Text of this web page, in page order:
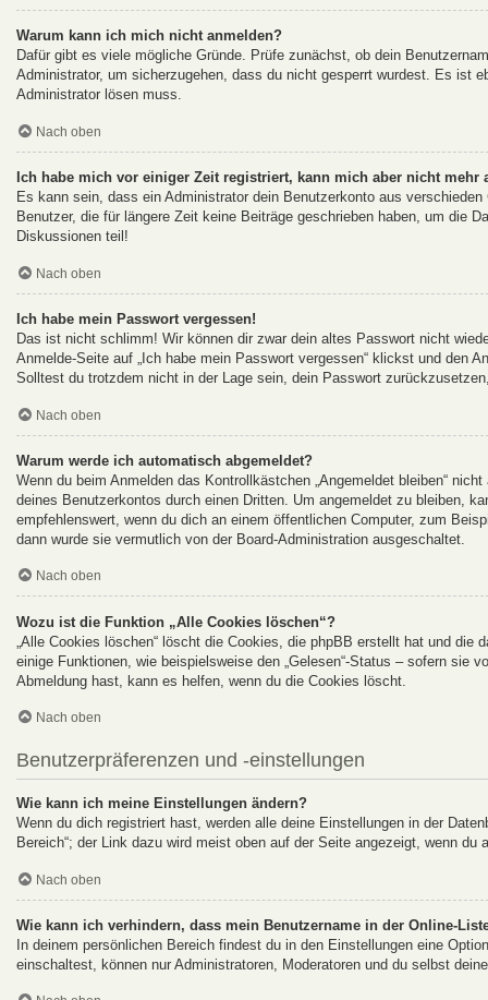
Warum kann ich mich nicht anmelden?
Dafür gibt es viele mögliche Gründe. Prüfe zunächst, ob dein
Administrator, um sicherzugehen, dass du nicht gesperrt wurdest. Es ist
Administrator lösen muss.
Nach oben
Ich habe mich vor einiger Zeit registriert, kann mich aber nicht mehr
Es kann sein, dass ein Administrator dein Benutzerkonto aus
Benutzer, die für längere Zeit keine Beiträge geschrieben haben, um die
Diskussionen teil!
Nach oben
Ich habe mein Passwort vergessen!
Das ist nicht schlimm! Wir können dir zwar dein altes Passwort nicht
Anmelde-Seite auf „Ich habe mein Passwort vergessen“ klickst und den
Solltest du trotzdem nicht in der Lage sein, dein Passwort
Nach oben
Warum werde ich automatisch abgemeldet?
Wenn du beim Anmelden das Kontrollkästchen „Angemeldet bleiben“
deines Benutzerkontos durch einen Dritten. Um angemeldet zu bleiben,
empfehlenswert, wenn du dich an einem öffentlichen Computer, zum
dann wurde sie vermutlich von der Board-Administration ausgeschaltet.
Nach oben
Wozu ist die Funktion „Alle Cookies löschen“?
„Alle Cookies löschen“ löscht die Cookies, die phpBB erstellt hat und
einige Funktionen, wie beispielsweise den „Gelesen“-Status – sofern sie
Abmeldung hast, kann es helfen, wenn du die Cookies löscht.
Nach oben
Benutzerpräferenzen und -einstellungen
Wie kann ich meine Einstellungen ändern?
Wenn du dich registriert hast, werden alle deine Einstellungen in der
Bereich“; der Link dazu wird meist oben auf der Seite angezeigt, wenn
Nach oben
Wie kann ich verhindern, dass mein Benutzername in der Online-
In deinem persönlichen Bereich findest du in den Einstellungen eine
einschaltest, können nur Administratoren, Moderatoren und du selbst